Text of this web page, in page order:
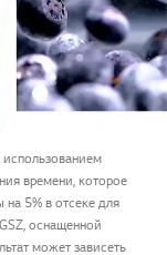
использованием
времени, которое
на 5% в отсеке для
оснащенной
может зависеть